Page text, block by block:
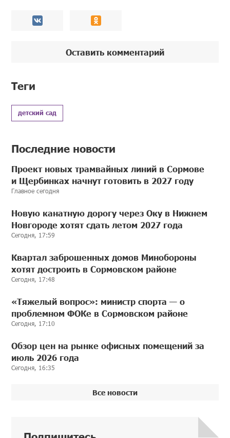
Оставить комментарий
Теги
детский сад
Последние новости
Проект новых трамвайных линий в Сормове
и Щербинках начнут готовить в 2027 году
Главное сегодня
Новую канатную дорогу через Оку в Нижнем
Новгороде хотят сдать летом 2027 года
Сегодня, 17:59
Квартал заброшенных домов Минобороны
хотят достроить в Сормовском районе
Сегодня, 17:48
«Тяжелый вопрос»: министр спорта — о
проблемном ФОКе в Сормовском районе
Сегодня, 17:10
Обзор цен на рынке офисных помещений за
июль 2026 года
Сегодня, 16:35
Все новости